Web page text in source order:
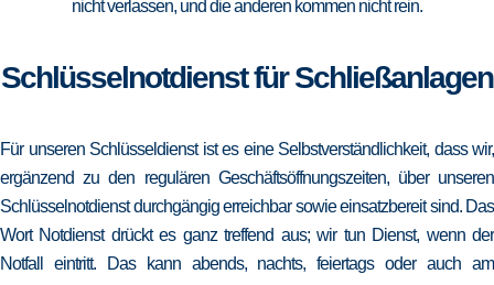
nicht verlassen, und die anderen kommen nicht rein.
Schlüsselnotdienst für Schließanlagen
Für unseren Schlüsseldienst ist es eine Selbstverständlichkeit, dass wir,
ergänzend zu den regulären Geschäftsöffnungszeiten, über unseren
Schlüsselnotdienst durchgängig erreichbar sowie einsatzbereit sind. Das
Wort Notdienst drückt es ganz treffend aus; wir tun Dienst, wenn der
Notfall eintritt. Das kann abends, nachts, feiertags oder auch am